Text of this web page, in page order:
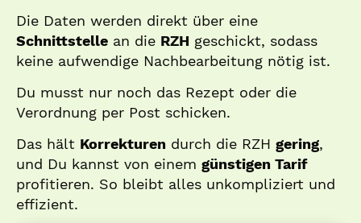
Die Daten werden direkt über eine
Schnittstelle an die RZH geschickt, sodass
keine aufwendige Nachbearbeitung nötig ist.
Du musst nur noch das Rezept oder die
Verordnung per Post schicken.
Das hält Korrekturen durch die RZH gering,
und Du kannst von einem günstigen Tarif
profitieren. So bleibt alles unkompliziert und
effizient.